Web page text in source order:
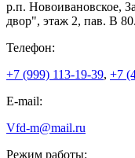
р.п. Новоивановское,
двор", этаж 2, пав. В 80.
Телефон:
+7 (999) 113-19-39, +7
E-mail:
Vfd-m@mail.ru
Режим работы: